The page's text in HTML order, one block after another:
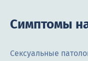
Симптомы
Сексуальные